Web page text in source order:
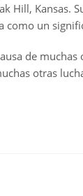
Hill, Kansas.
como un
de
otras